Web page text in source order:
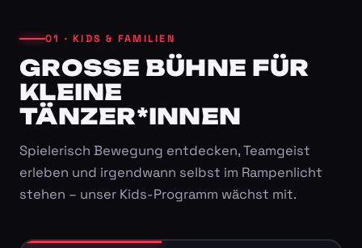
01 · KIDS & FAMILIEN
GROSSE BÜHNE FÜR K
LEINE T
ÄNZER*INNEN
Spielerisch Bewegung entdecken, Teamgeist
erleben und irgendwann selbst im Rampenlicht
stehen – unser Kids-Programm wächst mit.